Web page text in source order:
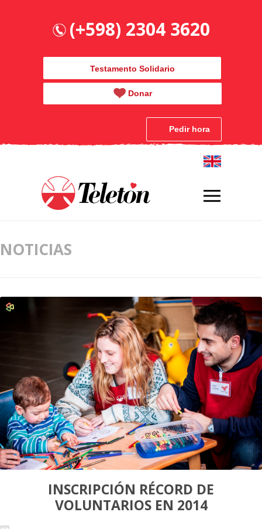
(+598) 2304 3620
Testamento Solidario
Donar
Pedir hora
NOTICIAS
INSCRIPCIÓN RÉCORD DE
VOLUNTARIOS EN 2014